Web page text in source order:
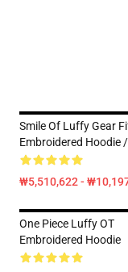
Smile Of Luffy Gear
Embroidered Hoodie
₩5,510,622 -
One Piece Luffy OT
Embroidered Hoodie